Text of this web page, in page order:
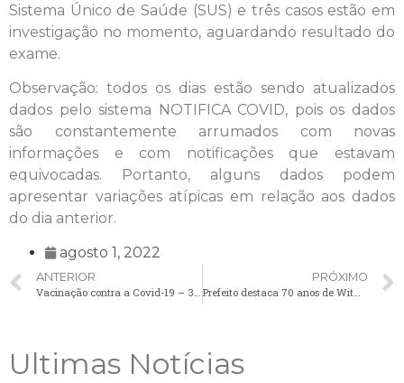
Sistema Único de Saúde (SUS) e três casos estão em
investigação no momento, aguardando resultado do
exame.
Observação: todos os dias estão sendo atualizados
dados pelo sistema NOTIFICA COVID, pois os dados
são constantemente arrumados com novas
informações e com notificações que estavam
equivocadas. Portanto, alguns dados podem
apresentar variações atípicas em relação aos dados
do dia anterior.
agosto 1, 2022
ANTERIOR
Vacinação contra a Covid-19 – 3ª e 4ª doses
PRÓXIMO
Prefeito destaca 70 anos de Witmarsum e entrega projeto de memorial à comunidade
Ultimas Notícias